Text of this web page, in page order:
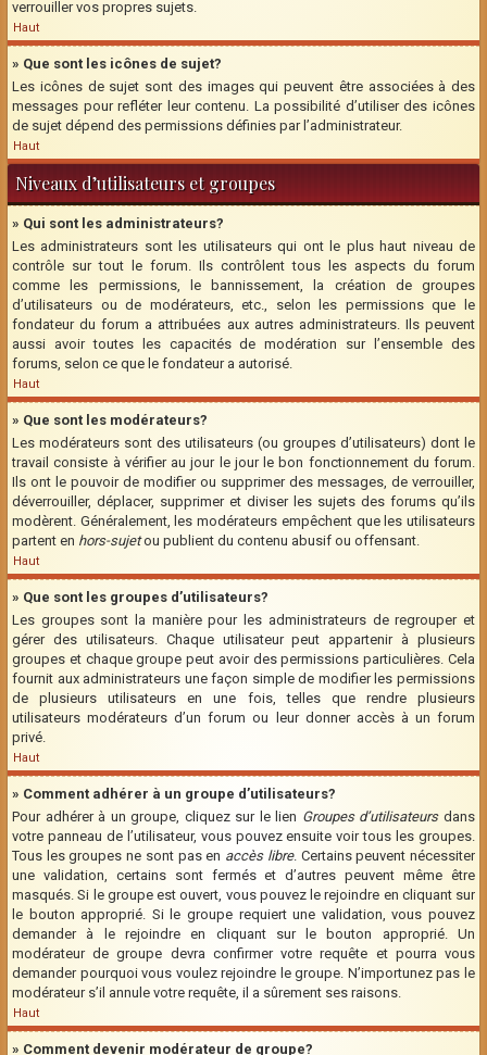
verrouiller vos propres sujets.
Haut
» Que sont les icônes de sujet?
Les icônes de sujet sont des images qui peuvent être associées à des
messages pour refléter leur contenu. La possibilité d’utiliser des icônes
de sujet dépend des permissions définies par l’administrateur.
Haut
Niveaux d’utilisateurs et groupes
» Qui sont les administrateurs?
Les administrateurs sont les utilisateurs qui ont le plus haut niveau de
contrôle sur tout le forum. Ils contrôlent tous les aspects du forum
comme les permissions, le bannissement, la création de groupes
d’utilisateurs ou de modérateurs, etc., selon les permissions que le
fondateur du forum a attribuées aux autres administrateurs. Ils peuvent
aussi avoir toutes les capacités de modération sur l’ensemble des
forums, selon ce que le fondateur a autorisé.
Haut
» Que sont les modérateurs?
Les modérateurs sont des utilisateurs (ou groupes d’utilisateurs) dont le
travail consiste à vérifier au jour le jour le bon fonctionnement du forum.
Ils ont le pouvoir de modifier ou supprimer des messages, de verrouiller,
déverrouiller, déplacer, supprimer et diviser les sujets des forums qu’ils
modèrent. Généralement, les modérateurs empêchent que les utilisateurs
partent en hors-sujetou publient du contenu abusif ou offensant.
Haut
» Que sont les groupes d’utilisateurs?
Les groupes sont la manière pour les administrateurs de regrouper et
gérer des utilisateurs. Chaque utilisateur peut appartenir à plusieurs
groupes et chaque groupe peut avoir des permissions particulières. Cela
fournit aux administrateurs une façon simple de modifier les permissions
de plusieurs utilisateurs en une fois, telles que rendre plusieurs
utilisateurs modérateurs d’un forum ou leur donner accès à un forum
privé.
Haut
» Comment adhérer à un groupe d’utilisateurs?
Pour adhérer à un groupe, cliquez sur le lien Groupes d’utilisateursdans
votre panneau de l’utilisateur, vous pouvez ensuite voir tous les groupes.
Tous les groupes ne sont pas en accès libre. Certains peuvent nécessiter
une validation, certains sont fermés et d’autres peuvent même être
masqués. Si le groupe est ouvert, vous pouvez le rejoindre en cliquant sur
le bouton approprié. Si le groupe requiert une validation, vous pouvez
demander à le rejoindre en cliquant sur le bouton approprié. Un
modérateur de groupe devra confirmer votre requête et pourra vous
demander pourquoi vous voulez rejoindre le groupe. N’importunez pas le
modérateur s’il annule votre requête, il a sûrement ses raisons.
Haut
» Comment devenir modérateur de groupe?